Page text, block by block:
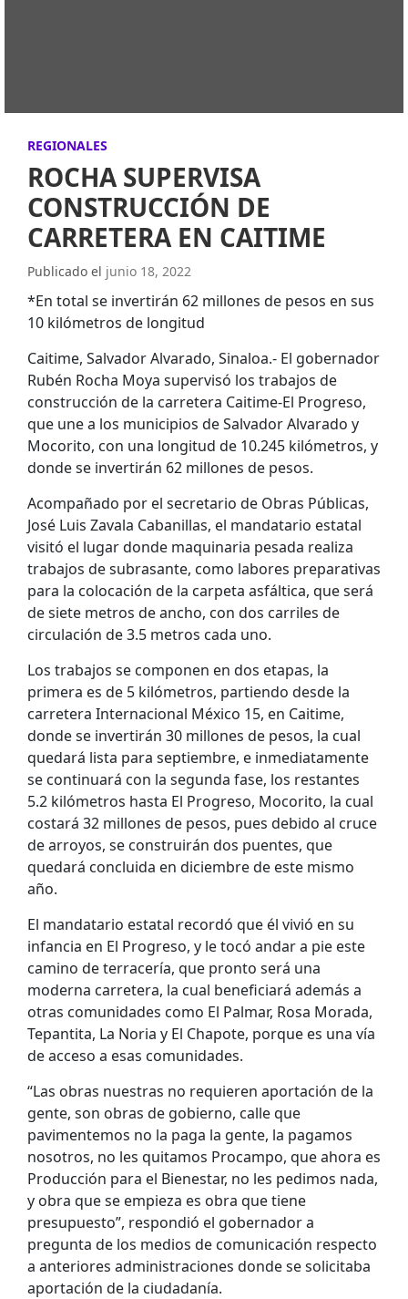
REGIONALES
ROCHA SUPERVISA
CONSTRUCCIÓN DE
CARRETERA EN CAITIME
Publicado el junio 18, 2022
*En total se invertirán 62 millones de pesos en sus
10 kilómetros de longitud
Caitime, Salvador Alvarado, Sinaloa.- El gobernador
Rubén Rocha Moya supervisó los trabajos de
construcción de la carretera Caitime-El Progreso,
que une a los municipios de Salvador Alvarado y
Mocorito, con una longitud de 10.245 kilómetros, y
donde se invertirán 62 millones de pesos.
Acompañado por el secretario de Obras Públicas,
José Luis Zavala Cabanillas, el mandatario estatal
visitó el lugar donde maquinaria pesada realiza
trabajos de subrasante, como labores preparativas
para la colocación de la carpeta asfáltica, que será
de siete metros de ancho, con dos carriles de
circulación de 3.5 metros cada uno.
Los trabajos se componen en dos etapas, la
primera es de 5 kilómetros, partiendo desde la
carretera Internacional México 15, en Caitime,
donde se invertirán 30 millones de pesos, la cual
quedará lista para septiembre, e inmediatamente
se continuará con la segunda fase, los restantes
5.2 kilómetros hasta El Progreso, Mocorito, la cual
costará 32 millones de pesos, pues debido al cruce
de arroyos, se construirán dos puentes, que
quedará concluida en diciembre de este mismo
año.
El mandatario estatal recordó que él vivió en su
infancia en El Progreso, y le tocó andar a pie este
camino de terracería, que pronto será una
moderna carretera, la cual beneficiará además a
otras comunidades como El Palmar, Rosa Morada,
Tepantita, La Noria y El Chapote, porque es una vía
de acceso a esas comunidades.
“Las obras nuestras no requieren aportación de la
gente, son obras de gobierno, calle que
pavimentemos no la paga la gente, la pagamos
nosotros, no les quitamos Procampo, que ahora es
Producción para el Bienestar, no les pedimos nada,
y obra que se empieza es obra que tiene
presupuesto”, respondió el gobernador a
pregunta de los medios de comunicación respecto
a anteriores administraciones donde se solicitaba
aportación de la ciudadanía.